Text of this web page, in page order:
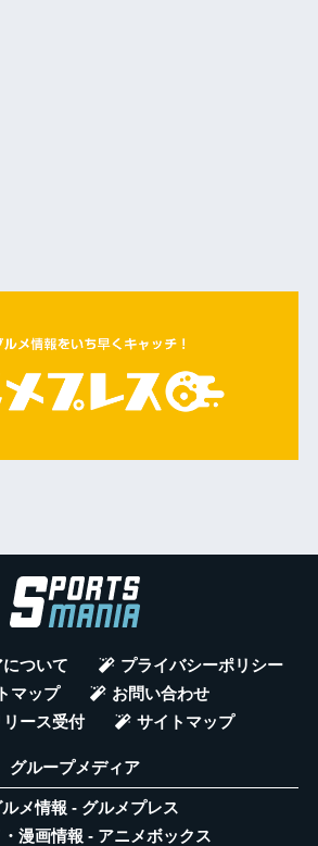
ついて
プライバシーポリシー
マップ
お問い合わせ
ース受付
サイトマップ
グループメディア
ルメ情報 - グルメプレス
漫画情報 - アニメボックス